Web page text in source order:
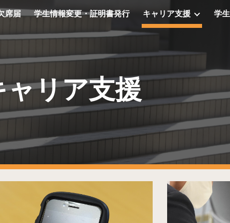
Skip to navigation
席届 学生情報変更・証明書発行 キャリア支援 学
ャリア支援